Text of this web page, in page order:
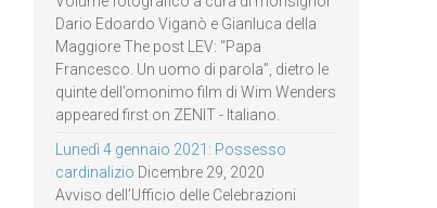
Dario Edoardo Viganò e Gianluca della
Maggiore The post LEV: “Papa
Francesco. Un uomo di parola”, dietro le
quinte dell’omonimo film di Wim Wenders
appeared first on ZENIT - Italiano.
Lunedì 4 gennaio 2021: Possesso
cardinalizio Dicembre 29, 2020
Avviso dell’Ufficio delle Celebrazioni